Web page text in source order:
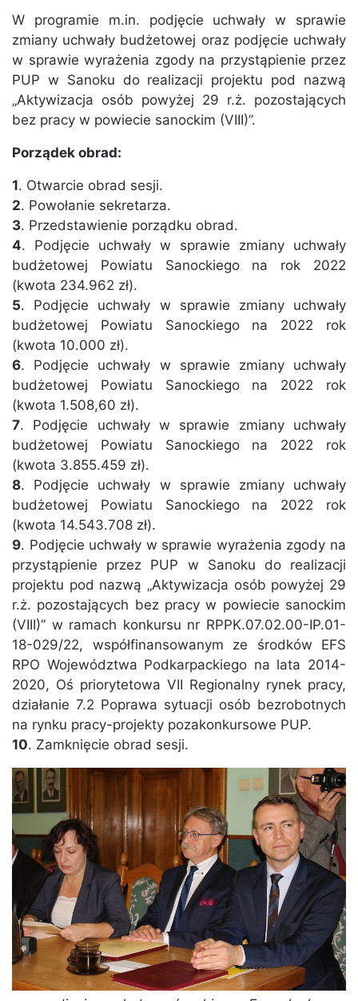
W programie m.in. podjęcie uchwały w sprawie
zmiany uchwały budżetowej oraz podjęcie uchwały
w sprawie wyrażenia zgody na przystąpienie przez
PUP w Sanoku do realizacji projektu pod nazwą
„Aktywizacja osób powyżej 29 r.ż. pozostających
bez pracy w powiecie sanockim (VIII)”.
Porządek obrad:
1. Otwarcie obrad sesji.
2. Powołanie sekretarza.
3. Przedstawienie porządku obrad.
4. Podjęcie uchwały w sprawie zmiany uchwały
budżetowej Powiatu Sanockiego na rok 2022
(kwota 234.962 zł).
5. Podjęcie uchwały w sprawie zmiany uchwały
budżetowej Powiatu Sanockiego na 2022 rok
(kwota 10.000 zł).
6. Podjęcie uchwały w sprawie zmiany uchwały
budżetowej Powiatu Sanockiego na 2022 rok
(kwota 1.508,60 zł).
7. Podjęcie uchwały w sprawie zmiany uchwały
budżetowej Powiatu Sanockiego na 2022 rok
(kwota 3.855.459 zł).
8. Podjęcie uchwały w sprawie zmiany uchwały
budżetowej Powiatu Sanockiego na 2022 rok
(kwota 14.543.708 zł).
9. Podjęcie uchwały w sprawie wyrażenia zgody na
przystąpienie przez PUP w Sanoku do realizacji
projektu pod nazwą „Aktywizacja osób powyżej 29
r.ż. pozostających bez pracy w powiecie sanockim
(VIII)” w ramach konkursu nr RPPK.07.02.00-IP.01-
18-029/22, współfinansowanym ze środków EFS
RPO Województwa Podkarpackiego na lata 2014-
2020, Oś priorytetowa VII Regionalny rynek pracy,
działanie 7.2 Poprawa sytuacji osób bezrobotnych
na rynku pracy-projekty pozakonkursowe PUP.
10. Zamknięcie obrad sesji.